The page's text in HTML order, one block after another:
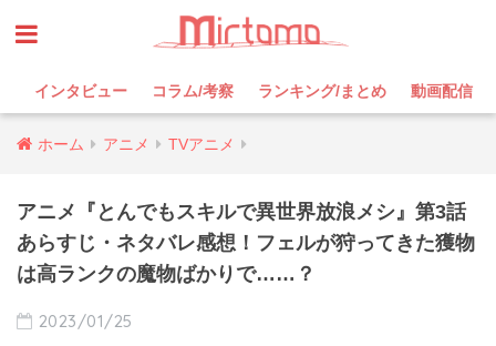
インタビュー コラム/考察 ランキング/まとめ 動画配信
ホーム アニメ TVアニメ
アニメ『とんでもスキルで異世界放浪メシ』第3話
あらすじ・ネタバレ感想！フェルが狩ってきた獲物
は高ランクの魔物ばかりで……？
2023/01/25